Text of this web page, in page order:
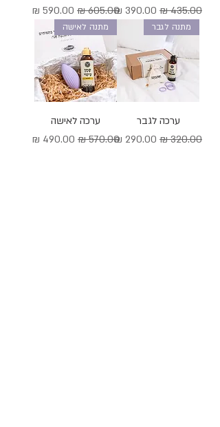
מחיר רגיל
מחיר מבצעמחיר רגיל
מחיר מבצע
מתנה לגבר
ערכה לגבר
מחיר רגיל
מחיר מבצע
מתנה לאישה
ערכה לאישה
מחיר רגיל מחיר מבצע